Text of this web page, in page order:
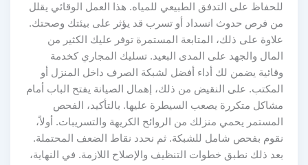
للحفاظ على التدفق الطبيعي للمياه. هذا العمل الوقائي يقلل
من فرص حدوث انسداد أو تسرب قد يؤثر على بيئتك وصحتك.
علاوة على ذلك، المتابعة المستمرة توفر عليك الكثير من
المال والجهد على المدى البعيد. تسليك المجاري كخدمة
وقائية يضمن لك أداء أفضل لشبكة الصرف داخل المنزل أو
المكتب. على النقيض من ذلك، إهمال الصيانة يفتح الباب أمام
مشاكل متكررة يصعب السيطرة عليها. بالتأكيد، الفحص
المستمر يحمي منزلك من الروائح الكريهة والتسريبات. أولاً،
نقوم بفحص شامل للشبكة. ثم نحدد نقاط الضعف المحتملة.
بعد ذلك نطبق خطوات التنظيف والإصلاح اللازمة. في النهاية،